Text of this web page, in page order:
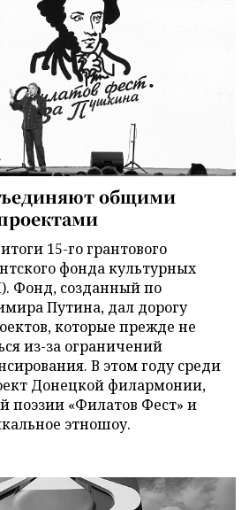
общими
15-го грантового
фонда культурных
Фонд, созданный по
Путина, дал дорогу
которые прежде не
из-за ограничений
В этом году среди
Донецкой филармонии,
поэзии «Филатов Фест» и
этношоу.